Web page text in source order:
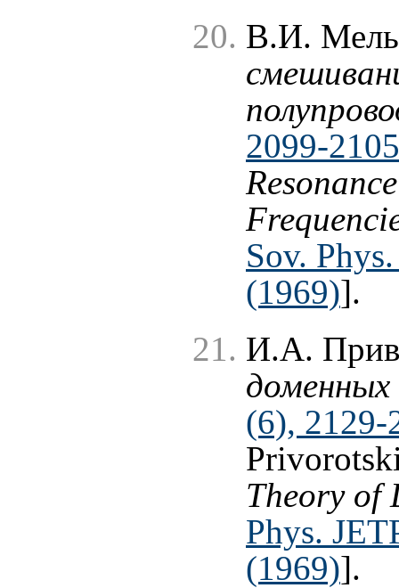
В.И.
2099-
Sov.
(1969)].
И.А.
(6), 2129-
Theory of
Phys.
(1969)].